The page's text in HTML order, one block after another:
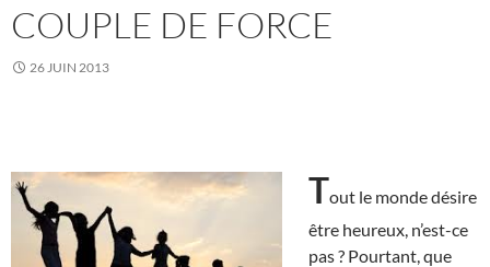
COUPLE DE FORCE
26 JUIN 2013
Tout le monde désire
être heureux, n’est-ce
pas ? Pourtant, que